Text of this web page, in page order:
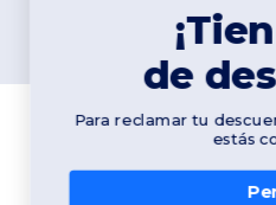
Términos y Condiciones| Política de
Política de Cookies|
de
Para reclamar tu
estás